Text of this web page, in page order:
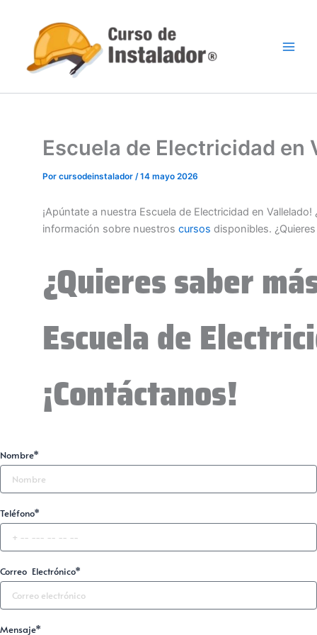
contenido
Escuela de Electricidad en
Por cursodeinstalador /14 mayo 2026
¡Apúntate a nuestra Escuela de Electricidad en
información sobre nuestros cursos disponibles.
¿Quieres saber
Escuela de
¡Contáctanos!
Nombre*
Teléfono*
Correo Electrónico*
Mensaje*